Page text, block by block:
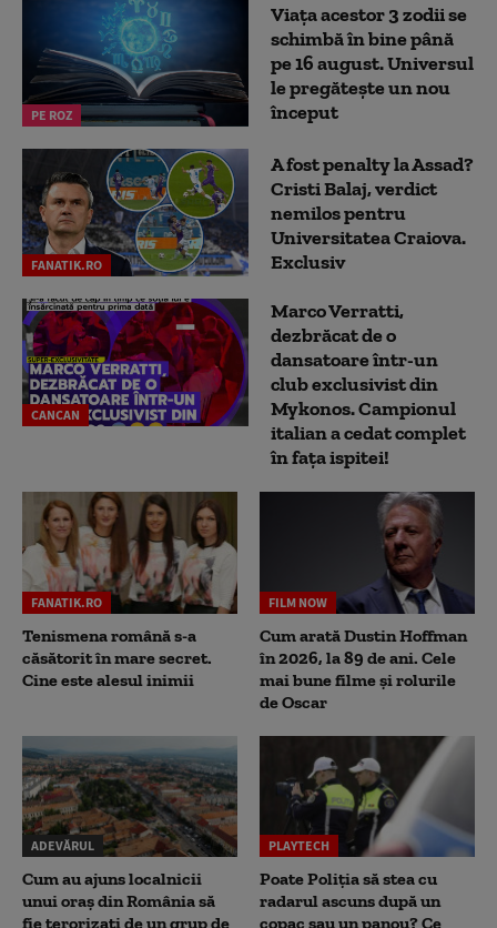
PE ROZ
Viața acestor 3 zodii se
schimbă în bine până
pe 16 august. Universul
le pregătește un nou
început
FANATIK.RO
A fost penalty la Assad?
Cristi Balaj, verdict
nemilos pentru
Universitatea Craiova.
Exclusiv
CANCAN
Marco Verratti,
dezbrăcat de o
dansatoare într-un
club exclusivist din
Mykonos. Campionul
italian a cedat complet
în fața ispitei!
FANATIK.RO
Tenismena română s-a
căsătorit în mare secret.
Cine este alesul inimii
FILM NOW
Cum arată Dustin Hoffman
în 2026, la 89 de ani. Cele
mai bune filme și rolurile
de Oscar
ADEVĂRUL
Cum au ajuns localnicii
unui oraș din România să
fie terorizați de un grup de
PLAYTECH
Poate Poliția să stea cu
radarul ascuns după un
copac sau un panou? Ce